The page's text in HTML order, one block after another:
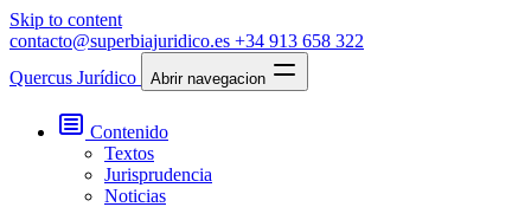
Skip to content
contacto@superbiajuridico.es +34 913 658 322
Quercus Jurídico
Abrir navegacion
Contenido
Textos
Jurisprudencia
Noticias